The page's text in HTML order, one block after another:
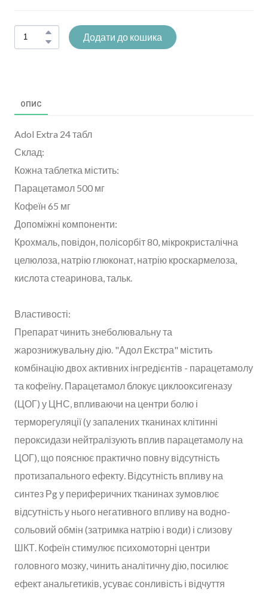
Додати до кошика
ОПИС
Adol Extra 24 табл
Склад:
Кожна таблетка містить:
Парацетамол 500 мг
Кофеїн 65 мг
Допоміжні компоненти:
Крохмаль, повідон, полісорбіт 80, мікрокристалічна
целюлоза, натрію глюконат, натрію кроскармелоза,
кислота стеаринова, тальк.
Властивості:
Препарат чинить знеболювальну та
жарознижувальну дію. "Адол Екстра" містить
комбінацію двох активних інгредієнтів - парацетамолу
та кофеїну. Парацетамол блокує циклооксигеназу
(ЦОГ) у ЦНС, впливаючи на центри болю і
терморегуляції (у запалених тканинах клітинні
пероксидази нейтралізують вплив парацетамолу на
ЦОГ), що пояснює практично повну відсутність
протизапального ефекту. Відсутність впливу на
синтез Рg у периферичних тканинах зумовлює
відсутність у нього негативного впливу на водно-
сольовий обмін (затримка натрію і води) і слизову
ШКТ. Кофеїн стимулює психомоторні центри
головного мозку, чинить аналітичну дію, посилює
ефект анальгетиків, усуває сонливість і відчуття